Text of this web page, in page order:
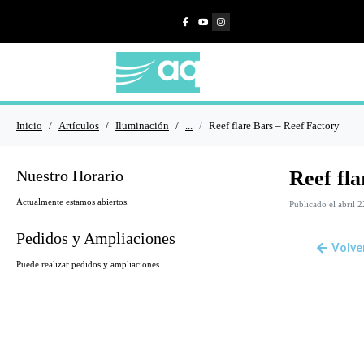
Inicio Artículos Iluminación ... Reef flare Bars – Reef Factory
Reef
Publicado el abril
Nuestro Horario
Actualmente estamos abiertos.
Pedidos y Ampliaciones
Puede realizar pedidos y ampliaciones.